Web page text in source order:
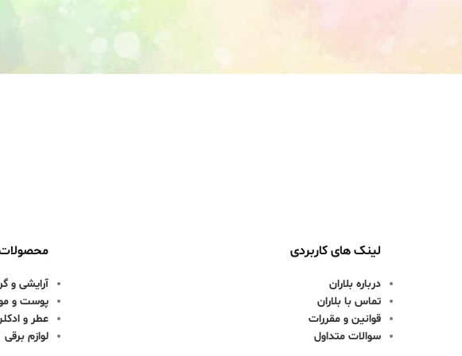
لینک های کاربردی
درباره بلاران
تماس با بلاران
قوانین و مقررات
سوالات متداول
آرایشی و
پوست و
عطر و
لوازم برقی